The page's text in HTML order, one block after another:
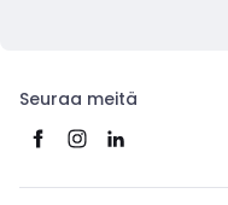
Seuraa meitä